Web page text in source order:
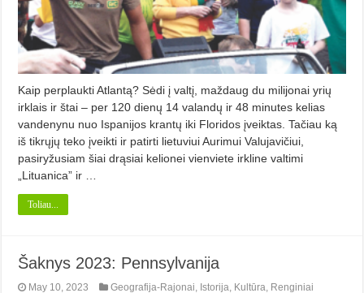
Kaip perplaukti Atlantą? Sėdi į valtį, maždaug du milijonai yrių
irklais ir štai – per 120 dienų 14 valandų ir 48 minutes kelias
vandenynu nuo Ispanijos krantų iki Floridos įveiktas. Tačiau ką
iš tikrųjų teko įveikti ir patirti lietuviui Aurimui Valujavičiui,
pasiryžusiam šiai drąsiai kelionei vienviete irkline valtimi
„Lituanica” ir …
Toliau...
Šaknys 2023: Pennsylvanija
May 10, 2023 Geografija-Rajonai Istorija Kultūra Renginiai